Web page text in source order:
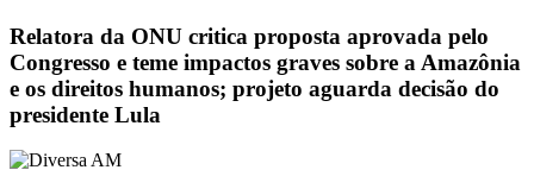
Relatora da ONU critica proposta aprovada pelo
Congresso e teme impactos graves sobre a Amazônia
e os direitos humanos; projeto aguarda decisão do
presidente Lula